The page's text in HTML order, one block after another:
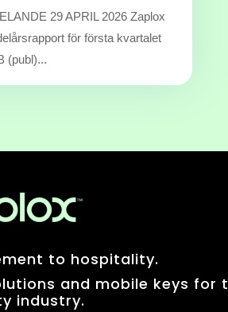
29 APRIL 2026 Zaplox
för första kvartalet
(publ)...
to hospitality.
and mobile keys for
industry.